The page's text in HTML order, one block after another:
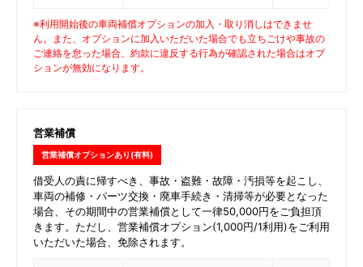
※利用開始後の車両補償オプションの加入・取り消しはできませ
ん。また、オプションに加入いただいた場合でも立ちごけや事故の
ご連絡を怠った場合、約款に違反する行為が確認された場合はオプ
ションが無効になります。
営業補償
営業補償オプションあり(有料)
借受人の責に帰すべき、事故・盗難・故障・汚損等を起こし、
車両の補修・パーツ交換・廃車手続き・清掃等が必要となった
場合、その期間中の営業補償として一律50,000円をご負担頂
きます。ただし、営業補償オプション(1,000円/1利用)をご利用
いただいた場合、免除されます。